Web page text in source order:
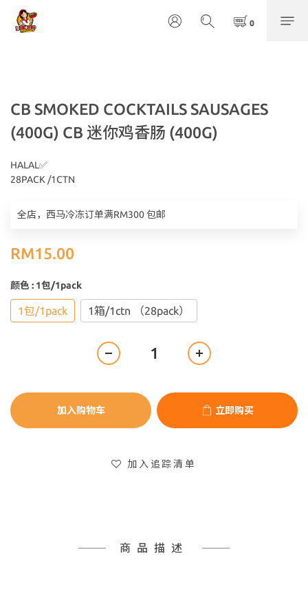
CB SMOKED COCKTAILS SAUSAGES
(400G) CB 迷你鸡香肠 (400G)
HALAL✅
28PACK /1CTN
全店，西马冷冻订单满RM300 包邮
RM15.00
颜色: 1包/1pack
1包/1pack 1箱/1ctn （28pack）
加入购物车 立即购买
加入追踪清单
商品描述